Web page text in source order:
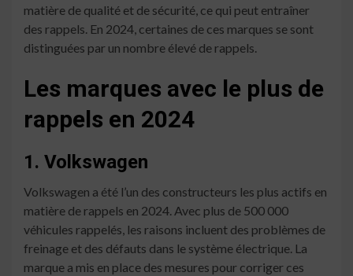
matière de qualité et de sécurité, ce qui peut entraîner
des rappels. En 2024, certaines de ces marques se sont
distinguées par un nombre élevé de rappels.
Les marques avec le plus de
rappels en 2024
1. Volkswagen
Volkswagen a été l’un des constructeurs les plus actifs en
matière de rappels en 2024. Avec plus de 500 000
véhicules rappelés, les raisons incluent des problèmes de
freinage et des défauts dans le système électrique. La
marque a mis en place des mesures pour corriger ces